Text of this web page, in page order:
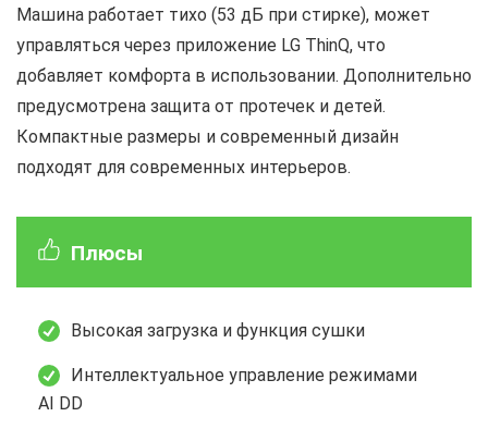
Машина работает тихо (53 дБ при стирке), может
управляться через приложение LG ThinQ, что
добавляет комфорта в использовании. Дополнительно
предусмотрена защита от протечек и детей.
Компактные размеры и современный дизайн
подходят для современных интерьеров.
Плюсы
Высокая загрузка и функция сушки
Интеллектуальное управление режимами
AI DD